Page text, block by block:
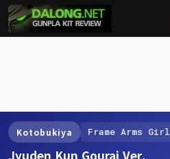
Kotobukiya Frame Arms Girl
Jyuden Kun Gourai Ver.